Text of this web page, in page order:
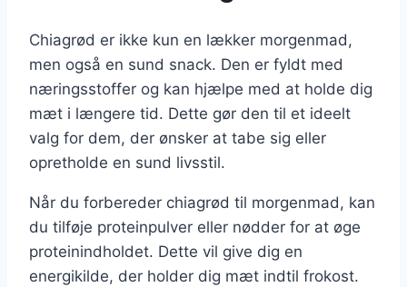
Chiagrød er ikke kun en lækker morgenmad,
men også en sund snack. Den er fyldt med
næringsstoffer og kan hjælpe med at holde dig
mæt i længere tid. Dette gør den til et ideelt
valg for dem, der ønsker at tabe sig eller
opretholde en sund livsstil.
Når du forbereder chiagrød til morgenmad, kan
du tilføje proteinpulver eller nødder for at øge
proteinindholdet. Dette vil give dig en
energikilde, der holder dig mæt indtil frokost.